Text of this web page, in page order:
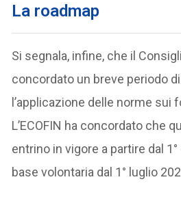
La roadmap
Si segnala, infine, che il
concordato un breve periodo
l’applicazione delle norme sui
L’ECOFIN ha concordato che
entrino in vigore a partire dal
base volontaria dal 1° luglio